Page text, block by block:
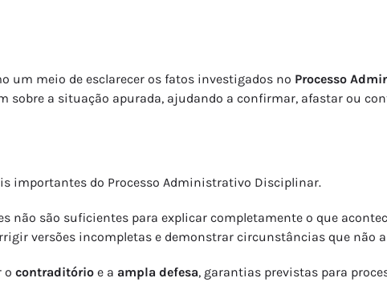
um meio de esclarecer os fatos investigados no Processo
sobre a situação apurada, ajudando a confirmar, afastar ou
importantes do Processo Administrativo Disciplinar.
não são suficientes para explicar completamente o que
versões incompletas e demonstrar circunstâncias que
o contraditório e a ampla defesa, garantias previstas para